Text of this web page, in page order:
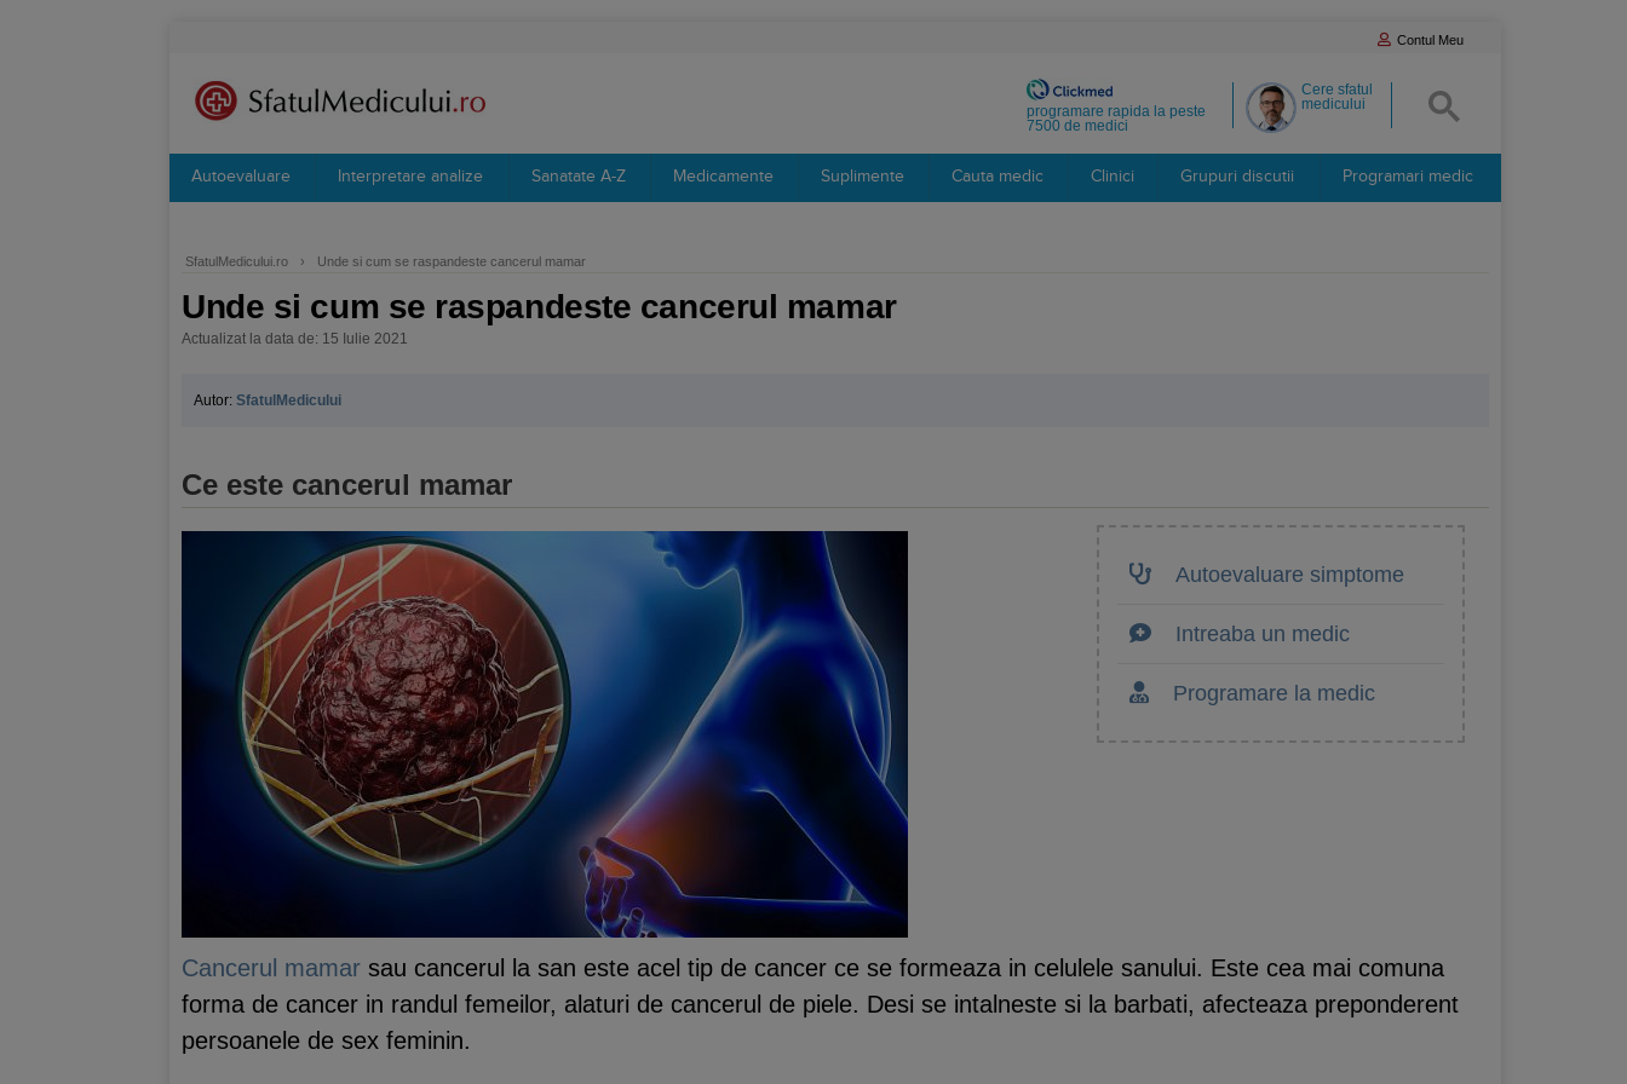
Contul Meu
Cere sfatul
medicului
programare rapida la peste
7500 de medici
Autoevaluare Interpretare analize Sanatate A-Z Medicamente Suplimente Cauta medic Clinici Grupuri discutii Programari medic
SfatulMedicului.ro › Unde si cum se raspandeste cancerul mamar
Unde si cum se raspandeste cancerul mamar
Actualizat la data de: 15 Iulie 2021
Autor: SfatulMedicului
Ce este cancerul mamar
Autoevaluare simptome
Intreaba un medic
Programare la medic
Cancerul mamar sau cancerul la san este acel tip de cancer ce se formeaza in celulele sanului. Este cea mai comuna
forma de cancer in randul femeilor, alaturi de cancerul de piele. Desi se intalneste si la barbati, afecteaza preponderent
persoanele de sex feminin.